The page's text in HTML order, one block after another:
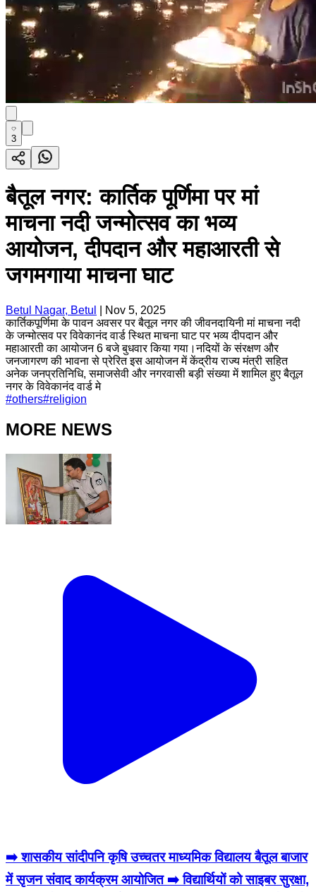
3
बैतूल नगर: कार्तिक पूर्णिमा पर मां
माचना नदी जन्मोत्सव का भव्य
आयोजन, दीपदान और महाआरती से
जगमगाया माचना घाट
Betul Nagar, Betul
Nov 5, 2025
कार्तिकपूर्णिमा के पावन अवसर पर बैतूल नगर की जीवनदायिनी मां माचना नदी
के जन्मोत्सव पर विवेकानंद वार्ड स्थित माचना घाट पर भव्य दीपदान और
महाआरती का आयोजन 6 बजे बुधवार किया गया।नदियों के संरक्षण और
जनजागरण की भावना से प्रेरित इस आयोजन में केंद्रीय राज्य मंत्री सहित
अनेक जनप्रतिनिधि, समाजसेवी और नगरवासी बड़ी संख्या में शामिल हुए बैतूल
नगर के विवेकानंद वार्ड मे
#others#religion
MORE NEWS
➡️ शासकीय सांदीपनि कृषि उच्चतर माध्यमिक विद्यालय बैतूल बाजार
में सृजन संवाद कार्यक्रम आयोजित ➡️ विद्यार्थियों को साइबर सुरक्षा,